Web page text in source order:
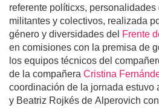
referente políticxs,
militantes y colectivos, realizada
género y diversidades del Frente
en comisiones con la premisa de
los equipos técnicos del
de la compañera Cristina
coordinación de la jornada estuvo
y Beatriz Rojkés de Alperovich